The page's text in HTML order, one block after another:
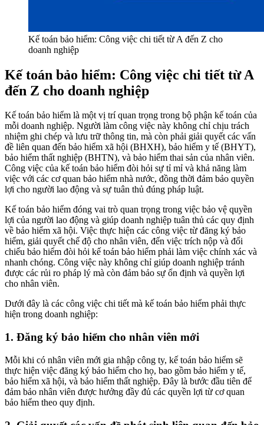
Kế toán bảo hiểm: Công việc chi tiết từ A đến Z cho
doanh nghiệp
Kế toán bảo hiểm: Công việc chi tiết từ A
đến Z cho doanh nghiệp
Kế toán bảo hiểm là một vị trí quan trọng trong bộ phận kế toán của
mỗi doanh nghiệp. Người làm công việc này không chỉ chịu trách
nhiệm ghi chép và lưu trữ thông tin, mà còn phải giải quyết các vấn
đề liên quan đến bảo hiểm xã hội (BHXH), bảo hiểm y tế (BHYT),
bảo hiểm thất nghiệp (BHTN), và bảo hiểm thai sản của nhân viên.
Công việc của kế toán bảo hiểm đòi hỏi sự tỉ mỉ và khả năng làm
việc với các cơ quan bảo hiểm nhà nước, đồng thời đảm bảo quyền
lợi cho người lao động và sự tuân thủ đúng pháp luật.
Kế toán bảo hiểm đóng vai trò quan trọng trong việc bảo vệ quyền
lợi của người lao động và giúp doanh nghiệp tuân thủ các quy định
về bảo hiểm xã hội. Việc thực hiện các công việc từ đăng ký bảo
hiểm, giải quyết chế độ cho nhân viên, đến việc trích nộp và đối
chiếu bảo hiểm đòi hỏi kế toán bảo hiểm phải làm việc chính xác và
nhanh chóng. Công việc này không chỉ giúp doanh nghiệp tránh
được các rủi ro pháp lý mà còn đảm bảo sự ổn định và quyền lợi
cho nhân viên.
Dưới đây là các công việc chi tiết mà kế toán bảo hiểm phải thực
hiện trong doanh nghiệp:
1. Đăng ký bảo hiểm cho nhân viên mới
Mỗi khi có nhân viên mới gia nhập công ty, kế toán bảo hiểm sẽ
thực hiện việc đăng ký bảo hiểm cho họ, bao gồm bảo hiểm y tế,
bảo hiểm xã hội, và bảo hiểm thất nghiệp. Đây là bước đầu tiên để
đảm bảo nhân viên được hưởng đầy đủ các quyền lợi từ cơ quan
bảo hiểm theo quy định.